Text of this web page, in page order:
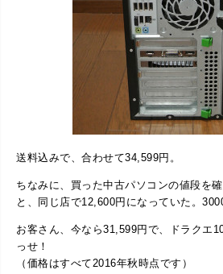
送料込みで、合わせて34,599円。
ちなみに、買った中古パソコンの値段を
と、同じ店で12,600円になっていた。
お客さん、今なら31,599円で、ドラクエ
っせ！
（価格はすべて2016年秋時点です）